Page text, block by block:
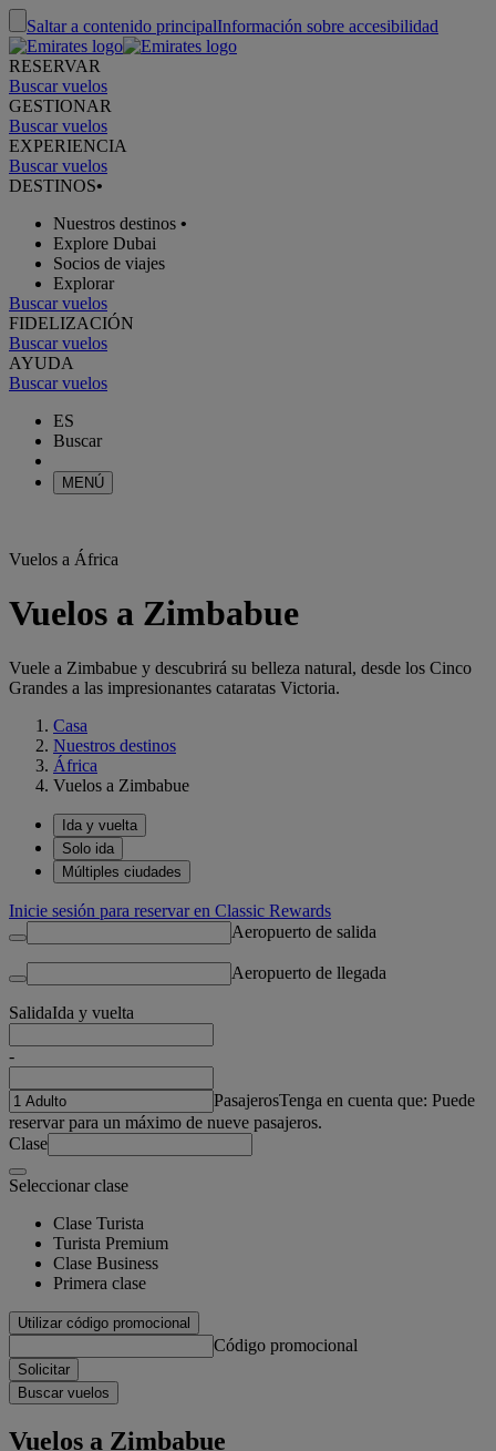
Saltar a contenido principalInformación sobre accesibilidad
RESERVAR
Buscar vuelos
GESTIONAR
Buscar vuelos
EXPERIENCIA
Buscar vuelos
DESTINOS•
Nuestros destinos •
Explore Dubai
Socios de viajes
Explorar
Buscar vuelos
FIDELIZACIÓN
Buscar vuelos
AYUDA
Buscar vuelos
ES
Buscar
MENÚ
Vuelos a África
Vuelos a Zimbabue
Vuele a Zimbabue y descubrirá su belleza natural, desde los Cinco
Grandes a las impresionantes cataratas Victoria.
Casa
Nuestros destinos
África
Vuelos a Zimbabue
Ida y vuelta
Solo ida
Múltiples ciudades
Inicie sesión para reservar en Classic Rewards
Aeropuerto de salida
Aeropuerto de llegada
SalidaIda y vuelta
-
PasajerosTenga en cuenta que: Puede
reservar para un máximo de nueve pasajeros.
Clase
Seleccionar clase
Clase Turista
Turista Premium
Clase Business
Primera clase
Utilizar código promocional
Código promocional
Solicitar
Buscar vuelos
Vuelos a Zimbabue